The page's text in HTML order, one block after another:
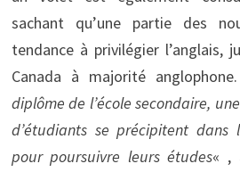
sachant qu’une partie des
tendance à privilégier l’anglais,
Canada à majorité
diplôme de l’école secondaire,
d’étudiants se précipitent dans
pour poursuivre leurs études« ,